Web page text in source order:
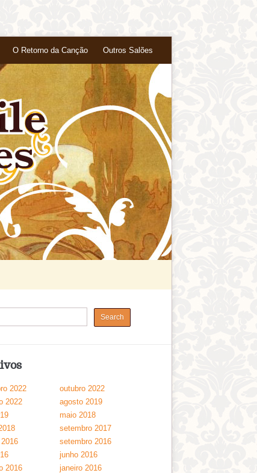
O Retorno da Canção Outros Salões
2022
outubro 2022
2022
agosto 2019
maio 2018
setembro 2017
setembro 2016
junho 2016
2016
janeiro 2016